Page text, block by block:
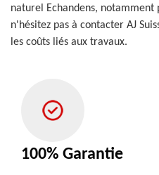
naturel Echandens, notamment
n'hésitez pas à contacter AJ
les coûts liés aux travaux.
100% Garantie